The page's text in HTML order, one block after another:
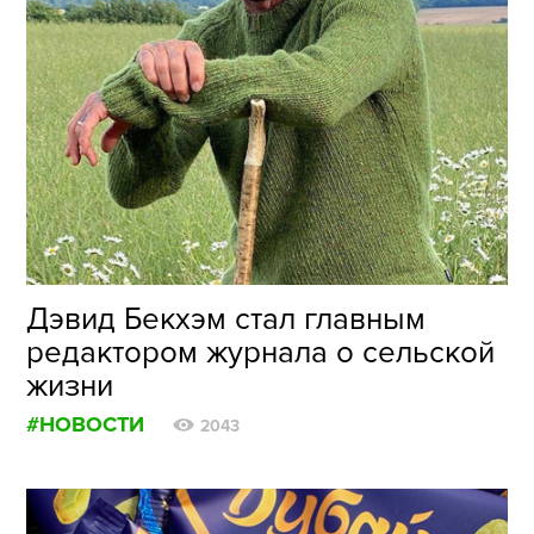
Дэвид Бекхэм стал главным
редактором журнала о сельской
жизни
#НОВОСТИ 2043